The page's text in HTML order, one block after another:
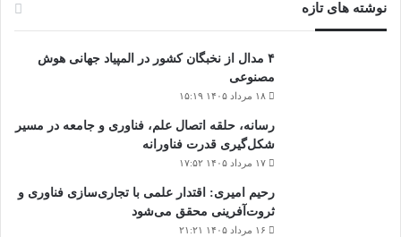
نوشته های تازه
۴ مدال از نخبگان کشور در المپیاد جهانی هوش
مصنوعی
۱۸ مرداد ۱۴۰۵ ۱۵:۱۹
رسانه، حلقه اتصال علم، فناوری و جامعه در مسیر
شکل‌گیری قدرت فناورانه
۱۷ مرداد ۱۴۰۵ ۱۷:۵۲
رحیم امیری: اقتدار علمی با تجاری‌سازی فناوری و
ثروت‌آفرینی محقق می‌شود
۱۶ مرداد ۱۴۰۵ ۲۱:۲۱